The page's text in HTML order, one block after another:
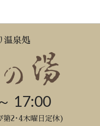
温泉処
17:00
第2･4木曜日定休)